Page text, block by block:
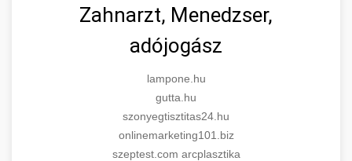
Zahnarzt, Menedzser,
adójogász
lampone.hu
gutta.hu
szonyegtisztitas24.hu
onlinemarketing101.biz
szeptest.com arcplasztika